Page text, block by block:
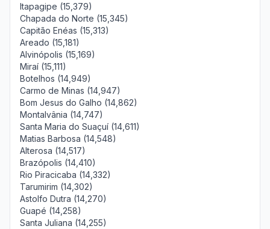
Itapagipe (15,379)
Chapada do Norte (15,345)
Capitão Enéas (15,313)
Areado (15,181)
Alvinópolis (15,169)
Miraí (15,111)
Botelhos (14,949)
Carmo de Minas (14,947)
Bom Jesus do Galho (14,862)
Montalvânia (14,747)
Santa Maria do Suaçuí (14,611)
Matias Barbosa (14,548)
Alterosa (14,517)
Brazópolis (14,410)
Rio Piracicaba (14,332)
Tarumirim (14,302)
Astolfo Dutra (14,270)
Guapé (14,258)
Santa Juliana (14,255)